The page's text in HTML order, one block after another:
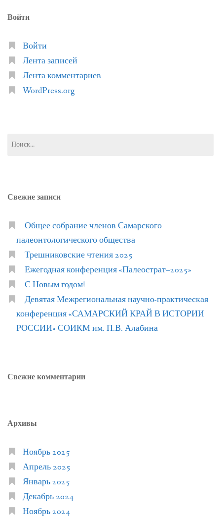
Войти
Войти
Лента записей
Лента комментариев
WordPress.org
Свежие записи
Общее собрание членов Самарского
палеонтологического общества
Трешниковские чтения 2025
Ежегодная конференция «Палеострат–2025»
С Новым годом!
Девятая Межрегиональная научно-практическая
конференция «САМАРСКИЙ КРАЙ В ИСТОРИИ
РОССИИ» СОИКМ им. П.В. Алабина
Свежие комментарии
Архивы
Ноябрь 2025
Апрель 2025
Январь 2025
Декабрь 2024
Ноябрь 2024